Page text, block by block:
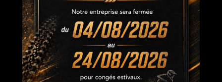
complexes, nous vous informerons dans un délai d’un mois
si nous avons besoin d’un délai maximum de 3 mois.
Toutes les données personnelles que vous nous fournissez
dans le cadre de votre réponse ou de votre demande
d’informations ne seront utilisées que conformément à notre
déclaration de confidentialité.